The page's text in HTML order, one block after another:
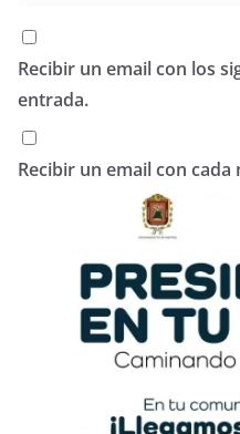
Recibir un email con los
entrada.
Recibir un email con